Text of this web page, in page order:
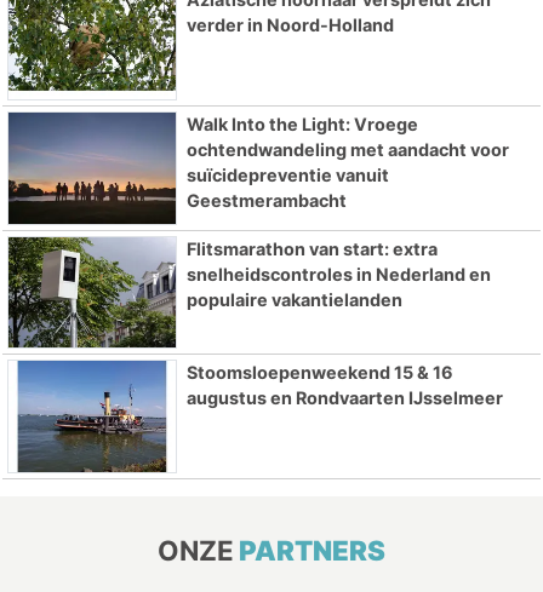
verder in Noord-Holland
Walk Into the Light: Vroege
ochtendwandeling met aandacht voor
suïcidepreventie vanuit
Geestmerambacht
Flitsmarathon van start: extra
snelheidscontroles in Nederland en
populaire vakantielanden
Stoomsloepenweekend 15 & 16
augustus en Rondvaarten IJsselmeer
ONZE PARTNERS